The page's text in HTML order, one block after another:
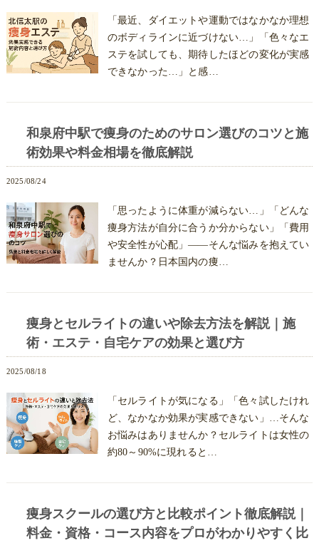
「最近、ダイエットや運動ではなかなか理想
のボディラインに近づけない…」「色々なエ
ステを試しても、期待したほどの変化が実感
できなかった…」と感…
和泉府中駅で痩身のためのサロン選びのコツと施
術効果や料金相場を徹底解説
2025/08/24
「思ったように体重が減らない…」「どんな
痩身方法が自分に合うか分からない」「費用
や安全性が心配」――そんな悩みを抱えてい
ませんか？日本国内の痩…
痩身とセルライトの違いや除去方法を解説｜施
術・エステ・自宅ケアの効果と選び方
2025/08/18
「セルライトが気になる」「色々試したけれ
ど、なかなか効果が実感できない」…そんな
お悩みはありませんか？セルライトは女性の
約80～90%に現れると…
痩身スクールの選び方と比較ポイント徹底解説｜
料金・資格・コース内容をプロがわかりやすく比